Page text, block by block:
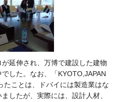
延伸され、万博で建設した建物
した。なお、「KYOTO,JAPAN
たことは、ドバイには製造業はな
したが、実際には、設計人材、